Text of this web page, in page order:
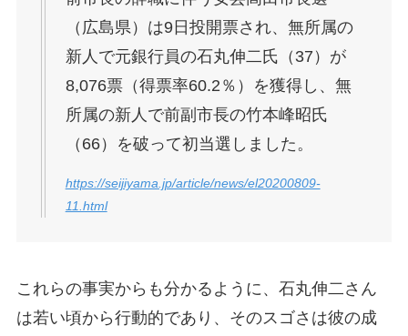
（広島県）は9日投開票され、無所属の
新人で元銀行員の石丸伸二氏（37）が
8,076票（得票率60.2％）を獲得し、無
所属の新人で前副市長の竹本峰昭氏
（66）を破って初当選しました。
https://seijiyama.jp/article/news/el20200809-
11.html
これらの事実からも分かるように、石丸伸二さん
は若い頃から行動的であり、そのスゴさは彼の成